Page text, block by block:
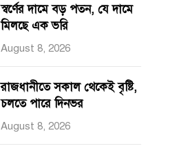
স্বর্ণের দামে বড় পতন, যে দামে
মিলছে এক ভরি
August 8, 2026
রাজধানীতে সকাল থেকেই বৃষ্টি,
চলতে পারে দিনভর
August 8, 2026